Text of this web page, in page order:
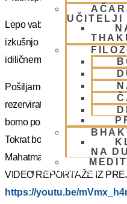
UČITELJI
NA
SKUPNOST
Lepo vabljeni na 5-dnevno
izkušnjo na DUHOVNI
idiličnem Pohorju.
Pošiljamo vam samo
rezervirate dopust. Več
bomo poslal kasneje.
Tokrat bo z nami Šrila
Mahatma prabhu. Redka
VIDEO REPORTAŽE IZ
https://youtu.be/